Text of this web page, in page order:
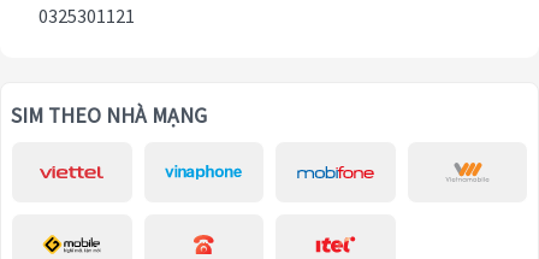
0325301121
SIM THEO NHÀ MẠNG